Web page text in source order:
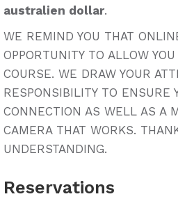
australien dollar.
WE REMIND YOU THAT
OPPORTUNITY TO ALLOW
COURSE. WE DRAW YOUR
RESPONSIBILITY TO ENSURE
CONNECTION AS WELL AS A
CAMERA THAT WORKS.
UNDERSTANDING.
Reservations